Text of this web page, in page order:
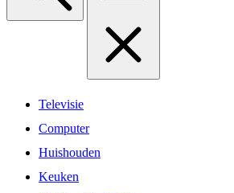
Televisie
Computer
Huishouden
Keuken